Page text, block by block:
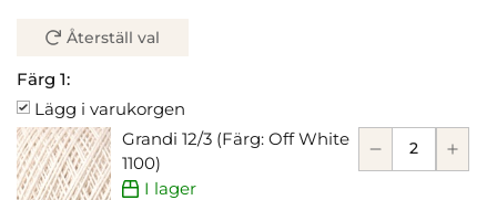
Återställ val
Färg 1:
Lägg i varukorgen
Grandi 12/3 (Färg: Off White
1100)
I lager